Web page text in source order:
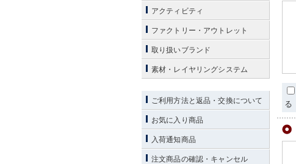
る
アクティビティ
ファクトリー・アウトレット
取り扱いブランド
素材・レイヤリングシステム
ご利用方法と返品・交換について
お気に入り商品
入荷通知商品
注文商品の確認・キャンセル